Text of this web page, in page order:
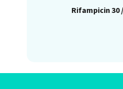
Rifampicin 30